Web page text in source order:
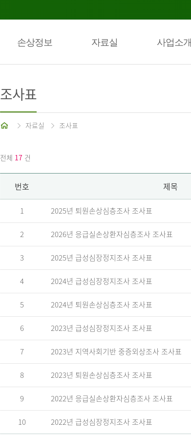
손상정보 자료실 사업소개
조사표
홈 자료실 조사표
전체 17 건
번호 제목
1 2025년 퇴원손상심층조사 조사표
2 2026년 응급실손상환자심층조사 조사표
3 2025년 급성심장정지조사 조사표
4 2024년 급성심장정지조사 조사표
5 2024년 퇴원손상심층조사 조사표
6 2023년 급성심장정지조사 조사표
7 2023년 지역사회기반 중증외상조사 조사표
8 2023년 퇴원손상심층조사 조사표
9 2022년 응급실손상환자심층조사 조사표
10 2022년 급성심장정지조사 조사표